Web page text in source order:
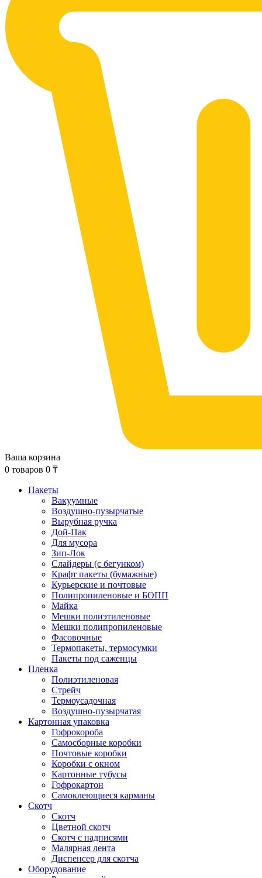
Ваша корзина
0 товаров 0 ₸
Пакеты
Вакуумные
Воздушно-пузырчатые
Вырубная ручка
Дой-Пак
Для мусора
Зип-Лок
Слайдеры (с бегунком)
Крафт пакеты (бумажные)
Курьерские и почтовые
Полипропиленовые и БОПП
Майка
Мешки полиэтиленовые
Мешки полипропиленовые
Фасовочные
Термопакеты, термосумки
Пакеты под саженцы
Пленка
Полиэтиленовая
Стрейч
Термоусадочная
Воздушно-пузырчатая
Картонная упаковка
Гофрокороба
Самосборные коробки
Почтовые коробки
Коробки с окном
Картонные тубусы
Гофрокартон
Самоклеющиеся карманы
Скотч
Скотч
Цветной скотч
Скотч с надписями
Малярная лента
Диспенсер для скотча
Оборудование